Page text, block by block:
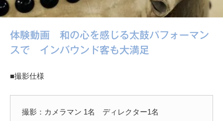
体験動画 和の心を感じる太鼓パフォーマン
スで インバウンド客も大満足
■撮影仕様
撮影：カメラマン 1名 ディレクター1名